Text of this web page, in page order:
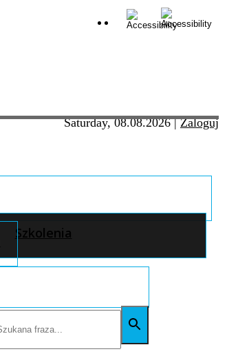
Saturday, 08.08.2026|Zaloguj
Szkolenia